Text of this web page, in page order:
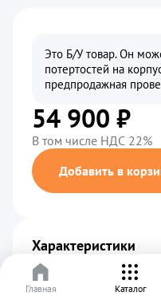
Это Б/У товар. Он
потертостей на
предпродажная
54 900 ₽
В том числе НДС 22%
Добавить в
Характеристики
Производитель
Главная Каталог